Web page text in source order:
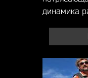
динамика